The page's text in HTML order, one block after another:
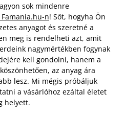
sok mindenre
n! Sőt, hogyha Ön
anyagot és szeretné a
meg is rendelheti azt, amit
nagymértékben fogynak
kell gondolni, hanem a
az anyag ára
lesz. Mi mégis próbáljuk
a vásárlóhoz ezáltal életet
helyett.